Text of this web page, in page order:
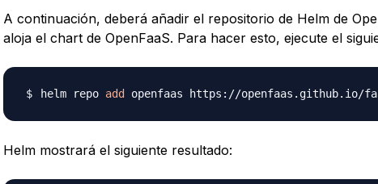
A continuación, deberá añadir el repositorio de Helm de
aloja el chart de OpenFaaS. Para hacer esto, ejecute el
helm repo add
Helm mostrará el siguiente resultado: